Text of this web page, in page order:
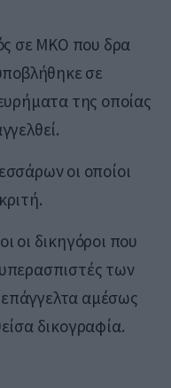
σε ΜΚΟ που δρα
σε
της οποίας
οι οποίοι
οι δικηγόροι που
των
αμέσως
δικογραφία.